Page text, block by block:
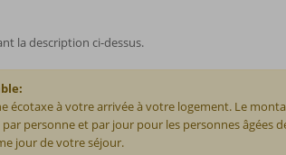
la description ci-dessus.
écotaxe à votre arrivée à votre logement. Le
personne et par jour pour les personnes âgées
jour de votre séjour.